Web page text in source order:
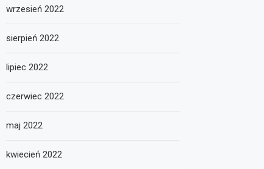
wrzesień 2022
sierpień 2022
lipiec 2022
czerwiec 2022
maj 2022
kwiecień 2022